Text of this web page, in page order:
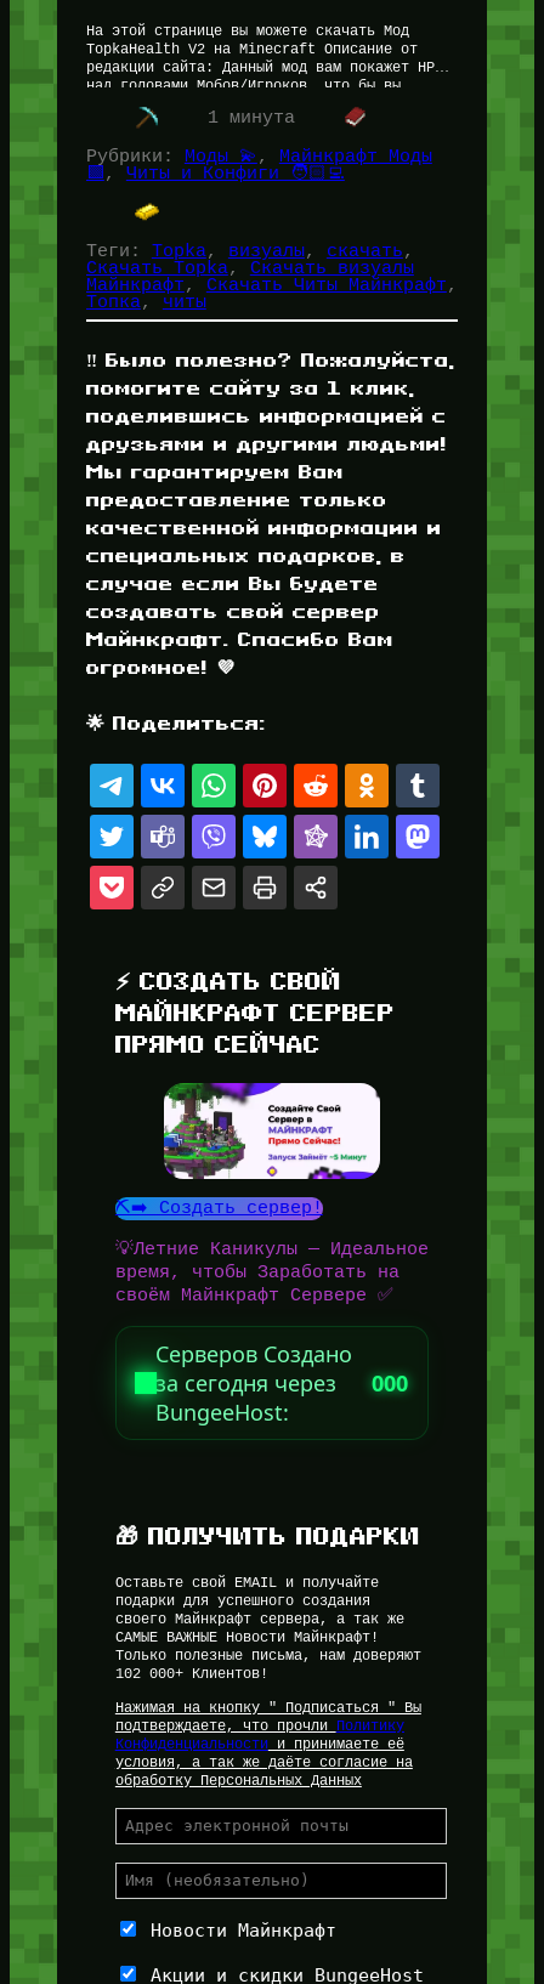
На этой странице вы можете скачать Мод
TopkaHealth V2 на Minecraft Описание от
редакции сайта: Данный мод вам покажет HP
над головами Мобов/Игроков, что бы вы
видели сердечки прямо в…
1 минута
Рубрики:
Моды 💫 ,
Майнкрафт Моды
🟩 , Читы и Конфиги 🧑🏻‍💻
Теги: Topka, визуалы, скачать
Скачать Topka, Скачать визуалы
Майнкрафт, Скачать Читы Майнкрафт
Топка, читы
‼️ Было полезно? Пожалуйста,
помогите сайту за 1 клик,
поделившись информацией с
друзьями и другими людьми!
Мы гарантируем Вам
предоставление только
качественной информации и
специальных подарков, в
случае если Вы будете
создавать свой сервер
Майнкрафт. Спасибо Вам
огромное! 💜
🌟 Поделиться:
⚡ СОЗДАТЬ СВОЙ
МАЙНКРАФТ СЕРВЕР
ПРЯМО СЕЙЧАС
⛏️➡️ Создать сервер!
💡Летние Каникулы — Идеальное
время, чтобы Заработать на
своём Майнкрафт Сервере ✅
Серверов Создано
за сегодня через
BungeeHost:
000
🎁 ПОЛУЧИТЬ ПОДАРКИ
Оставьте свой EMAIL и получайте
подарки для успешного создания
своего Майнкрафт сервера, а так же
САМЫЕ ВАЖНЫЕ Новости Майнкрафт!
Только полезные письма, нам доверяют
102 000+ Клиентов!
Нажимая на кнопку " Подписаться " Вы
подтверждаете, что прочли Политику
Конфиденциальностии принимаете её
условия, а так же даёте согласие на
обработку Персональных Данных
Новости Майнкрафт
Акции и скидки BungeeHost